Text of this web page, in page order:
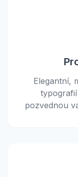
Elegantní,
pozvednou